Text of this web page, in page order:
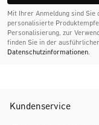
Mit Ihrer Anmeldung sind
personalisierte
Personalisierung, zur
finden Sie in der
Datenschutzinformationen.
Kundenservice